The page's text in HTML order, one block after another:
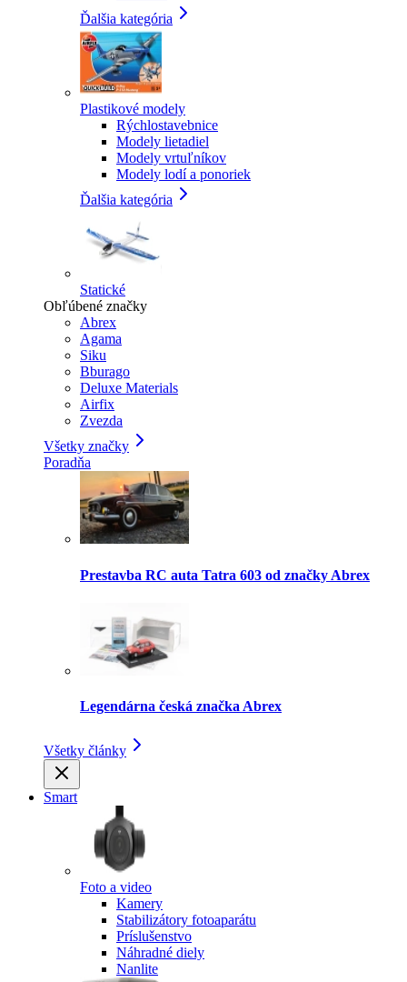
Ďalšia kategória
Plastikové modely
Rýchlostavebnice
Modely lietadiel
Modely vrtuľníkov
Modely lodí a ponoriek
Ďalšia kategória
Statické
Obľúbené značky
Abrex
Agama
Siku
Bburago
Deluxe Materials
Airfix
Zvezda
Všetky značky
Poradňa
Prestavba RC auta Tatra 603 od značky Abrex
Legendárna česká značka Abrex
Všetky články
Smart
Foto a video
Kamery
Stabilizátory fotoaparátu
Príslušenstvo
Náhradné diely
Nanlite